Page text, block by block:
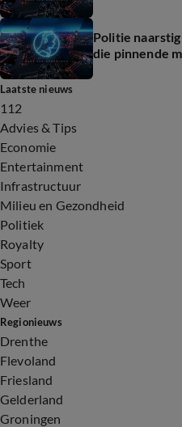
Politie
die pinnende
Laatste nieuws
112
Advies & Tips
Economie
Entertainment
Infrastructuur
Milieu en Gezondheid
Politiek
Royalty
Sport
Tech
Weer
Regionieuws
Drenthe
Flevoland
Friesland
Gelderland
Groningen